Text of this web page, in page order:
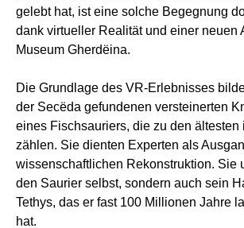
gelebt hat, ist eine solche Begegnung
dank virtueller Realität und einer neuen
Museum Gherdëina.
Die Grundlage des VR-Erlebnisses
der Secëda gefundenen versteinerten
eines Fischsauriers, die zu den ältesten
zählen. Sie dienten Experten als
wissenschaftlichen Rekonstruktion. Sie
den Saurier selbst, sondern auch sein
Tethys, das er fast 100 Millionen Jahre
hat.